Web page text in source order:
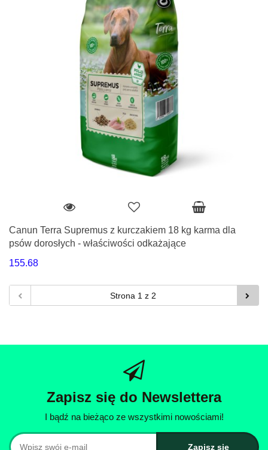
Canun Terra Supremus z kurczakiem 18 kg karma dla
psów dorosłych - właściwości odkażające
155.68
Zapisz się do Newslettera
I bądź na bieżąco ze wszystkimi nowościami!